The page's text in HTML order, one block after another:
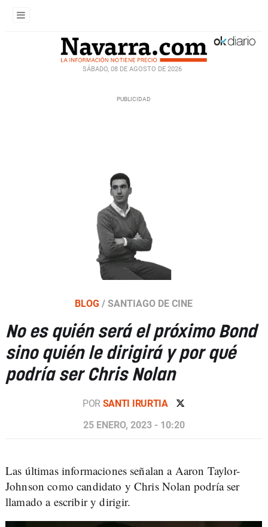
SÁBADO, 08 DE AGOSTO DE 2026
BLOG / SANTIAGO DE CINE
No es quién será el próximo Bond
sino quién le dirigirá y por qué
podría ser Chris Nolan
POR SANTI IRURTIA
25 ENERO, 2023 - 10:20
Las últimas informaciones señalan a Aaron Taylor-
Johnson como candidato y Chris Nolan podría ser
llamado a escribir y dirigir.